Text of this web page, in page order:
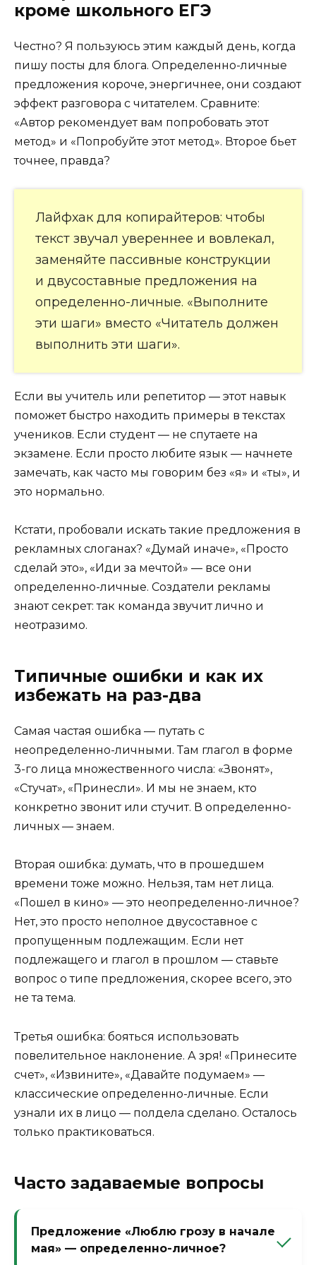
кроме школьного ЕГЭ
Честно? Я пользуюсь этим каждый день, когда
пишу посты для блога. Определенно-личные
предложения короче, энергичнее, они создают
эффект разговора с читателем. Сравните:
«Автор рекомендует вам попробовать этот
метод» и «Попробуйте этот метод». Второе бьет
точнее, правда?
Лайфхак для копирайтеров: чтобы
текст звучал увереннее и вовлекал,
заменяйте пассивные конструкции
и двусоставные предложения на
определенно-личные. «Выполните
эти шаги» вместо «Читатель должен
выполнить эти шаги».
Если вы учитель или репетитор — этот навык
поможет быстро находить примеры в текстах
учеников. Если студент — не спутаете на
экзамене. Если просто любите язык — начнете
замечать, как часто мы говорим без «я» и «ты», и
это нормально.
Кстати, пробовали искать такие предложения в
рекламных слоганах? «Думай иначе», «Просто
сделай это», «Иди за мечтой» — все они
определенно-личные. Создатели рекламы
знают секрет: так команда звучит лично и
неотразимо.
Типичные ошибки и как их
избежать на раз-два
Самая частая ошибка — путать с
неопределенно-личными. Там глагол в форме
3-го лица множественного числа: «Звонят»,
«Стучат», «Принесли». И мы не знаем, кто
конкретно звонит или стучит. В определенно-
личных — знаем.
Вторая ошибка: думать, что в прошедшем
времени тоже можно. Нельзя, там нет лица.
«Пошел в кино» — это неопределенно-личное?
Нет, это просто неполное двусоставное с
пропущенным подлежащим. Если нет
подлежащего и глагол в прошлом — ставьте
вопрос о типе предложения, скорее всего, это
не та тема.
Третья ошибка: бояться использовать
повелительное наклонение. А зря! «Принесите
счет», «Извините», «Давайте подумаем» —
классические определенно-личные. Если
узнали их в лицо — полдела сделано. Осталось
только практиковаться.
Часто задаваемые вопросы
Предложение «Люблю грозу в начале
мая» — определенно-личное?